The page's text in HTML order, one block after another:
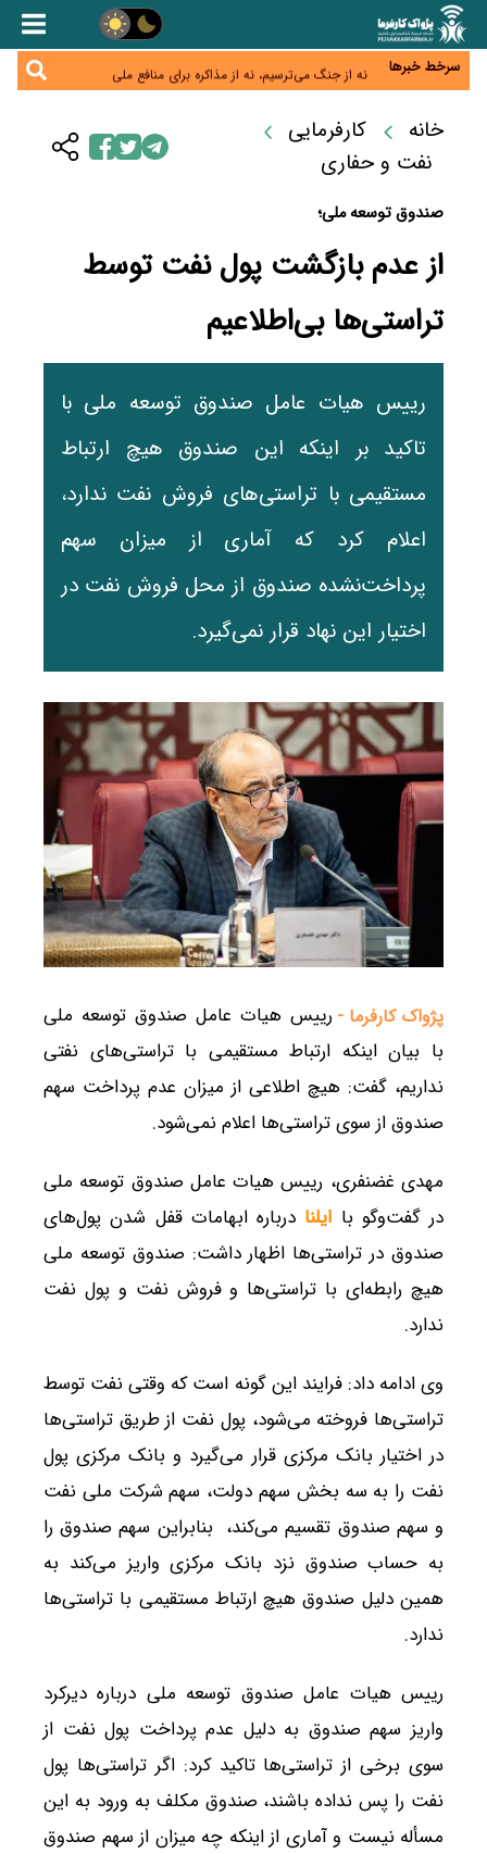
سرخط خبرها
یک سال پرچالش اینترنت/دولت چهاردهم از محدودیت
هشدار دیوان محاسبات درباره حساب‌های خارج از خزانه؛
نه از جنگ می‌ترسیم، نه از مذاکره برای منافع ملی
تأمین اجتماعی؟
کنترل ترازنامه بانک‌ها؛ شمشیر دولبه مهار تورم و تأمین
مالی تولید
خانه
کارفرمایی
نفت و حفاری
صندوق توسعه ملی؛
از عدم بازگشت پول نفت توسط
تراستی‌ها بی‌اطلاعیم
رییس هیات عامل صندوق توسعه ملی با
تاکید بر اینکه این صندوق هیچ ارتباط
مستقیمی با تراستی‌های فروش نفت ندارد،
اعلام کرد که آماری از میزان سهم
پرداخت‌نشده صندوق از محل فروش نفت در
اختیار این نهاد قرار نمی‌گیرد.
پژواک کارفرما - رییس هیات عامل صندوق توسعه ملی
با بیان اینکه ارتباط مستقیمی با تراستی‌های نفتی
نداریم، گفت: هیچ اطلاعی از میزان عدم پرداخت سهم
صندوق از سوی تراستی‌ها اعلام نمی‌شود.
مهدی غضنفری، رییس هیات عامل صندوق توسعه ملی
در گفت‌وگو با ایلنا درباره ابهامات قفل شدن پول‌های
صندوق در تراستی‌‌ها اظهار داشت: صندوق توسعه ملی
هیچ رابطه‌ای با تراستی‌ها و فروش نفت و پول نفت
ندارد.
وی ادامه داد: فرایند این گونه است که وقتی ‌نفت توسط
تراستی‌ها فروخته می‌شود، پول نفت از طریق تراستی‌ها
در اختیار بانک مرکزی قرار می‌گیرد و بانک مرکزی پول
نفت را به سه بخش سهم دولت، سهم شرکت ملی نفت
و سهم صندوق تقسیم می‌کند، بنابراین سهم صندوق‌ را
به حساب صندوق نزد بانک مرکزی واریز می‌کند به
همین دلیل صندوق هیچ ارتباط مستقیمی با تراستی‌ها
ندارد.
رییس هیات عامل صندوق توسعه ملی درباره دیرکرد
واریز سهم صندوق به دلیل عدم پرداخت پول نفت از
سوی برخی از تراستی‌ها تاکید کرد: اگر تراستی‌ها پول
نفت را پس نداده باشند، صندوق مکلف به ورود به این
مسأله نیست و آماری از اینکه چه میزان از سهم صندوق